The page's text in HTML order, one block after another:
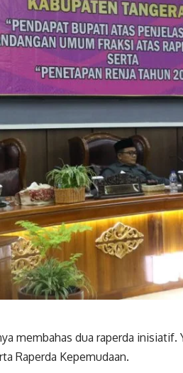
membahas dua raperda inisiatif.
Raperda Kepemudaan.